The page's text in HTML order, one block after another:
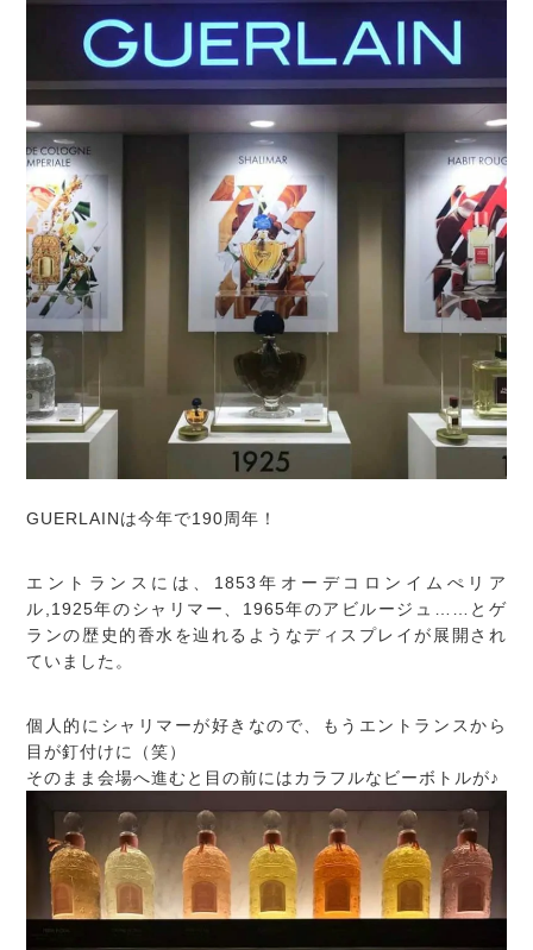
GUERLAINは今年で190周年！
エントランスには、1853年オーデコロンイムぺリア
ル,1925年のシャリマー、1965年のアビルージュ……とゲ
ランの歴史的香水を辿れるようなディスプレイが展開され
ていました。
個人的にシャリマーが好きなので、もうエントランスから
目が釘付けに（笑）
そのまま会場へ進むと目の前にはカラフルなビーボトルが♪